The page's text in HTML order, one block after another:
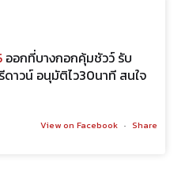
ออกที่บางกอกคุ้มชัวว์ รับ
าวน์ อนุมัติไว30นาที สนใจ
View on Facebook · Share